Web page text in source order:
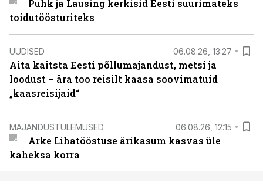
Puhk ja Lausing kerkisid Eesti suurimateks
toidutöösturiteks
UUDISED 06.08.26, 13:27
Aita kaitsta Eesti põllumajandust, metsi ja
loodust – ära too reisilt kaasa soovimatuid
„kaasreisijaid“
MAJANDUSTULEMUSED 06.08.26, 12:15
Arke Lihatööstuse ärikasum kasvas üle
kaheksa korra